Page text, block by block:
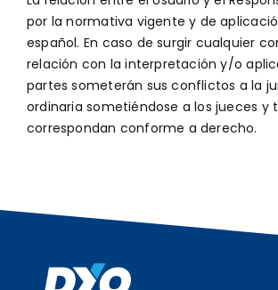
por la normativa vigente y de
español. En caso de surgir cualquier
relación con la interpretación y/o
partes someterán sus conflictos a la
ordinaria sometiéndose a los jueces y
correspondan conforme a derecho.